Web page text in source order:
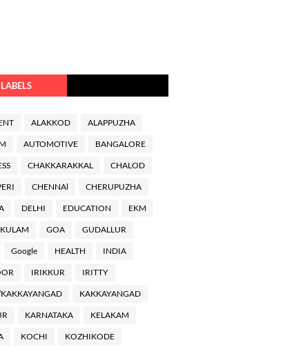
LABELS
ALAKKOD ALAPPUZHA
AUTOMOTIVE BANGALORE
CHAKKARAKKAL CHALOD
CHENNAl CHERUPUZHA
DELHI EDUCATION EKM
GOA GUDALLUR
Google HEALTH INDIA
IRIKKUR IRITTY
KAKKAYANGAD
KARNATAKA KELAKAM
KOCHI KOZHIKODE